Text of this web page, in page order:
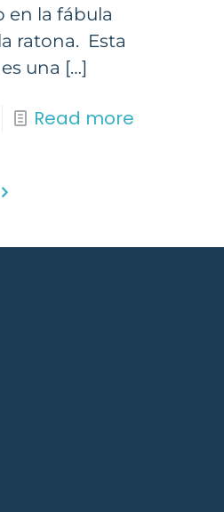
en la fábula
ratona. Esta
una […]
Read more